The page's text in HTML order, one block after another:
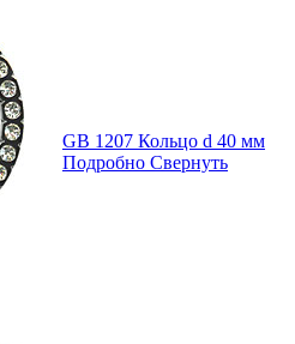
GB 1207 Кольцо d 40 мм
Подробно Свернуть